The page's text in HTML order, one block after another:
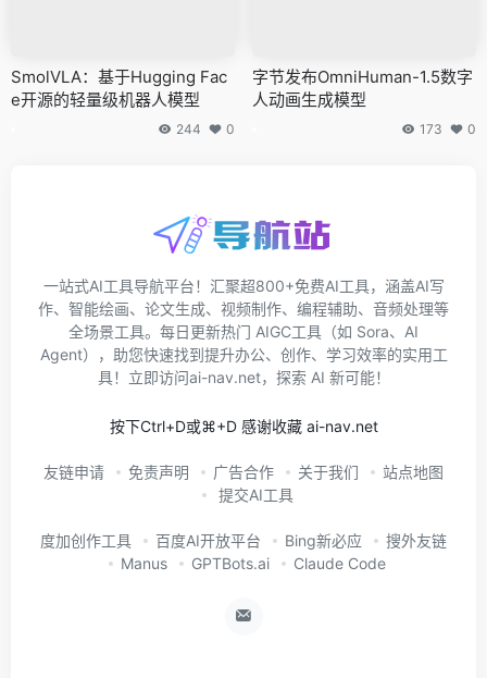
SmolVLA：基于Hugging Fac
e开源的轻量级机器人模型
244 0
字节发布OmniHuman-1.5数字
人动画生成模型
173 0
一站式AI工具导航平台！汇聚超800+免费AI工具，涵盖AI写
作、智能绘画、论文生成、视频制作、编程辅助、音频处理等
全场景工具。每日更新热门 AIGC工具（如 Sora、AI
Agent），助您快速找到提升办公、创作、学习效率的实用工
具！立即访问ai-nav.net，探索 AI 新可能！
按下Ctrl+D或⌘+D 感谢收藏 ai-nav.net
友链申请 免责声明 广告合作 关于我们
站点地图
提交AI工具
度加创作工具 百度AI开放平台 Bing新必应
搜外友链
Manus
GPTBots.ai Claude Code